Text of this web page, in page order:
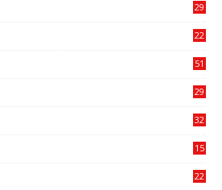
29
22
51
29
32
15
22